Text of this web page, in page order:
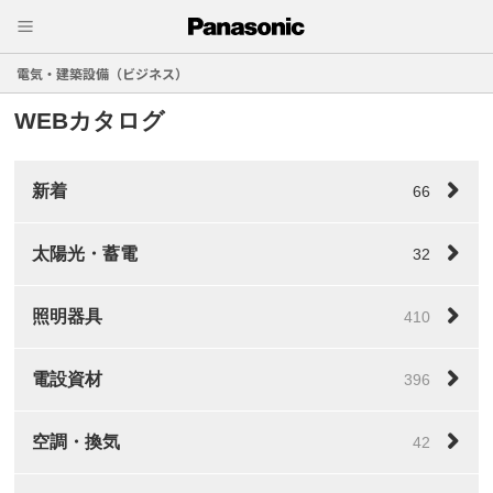
電気・建築設備（ビジネス）
WEBカタログ
新着 66
太陽光・蓄電 32
照明器具 410
電設資材 396
空調・換気 42